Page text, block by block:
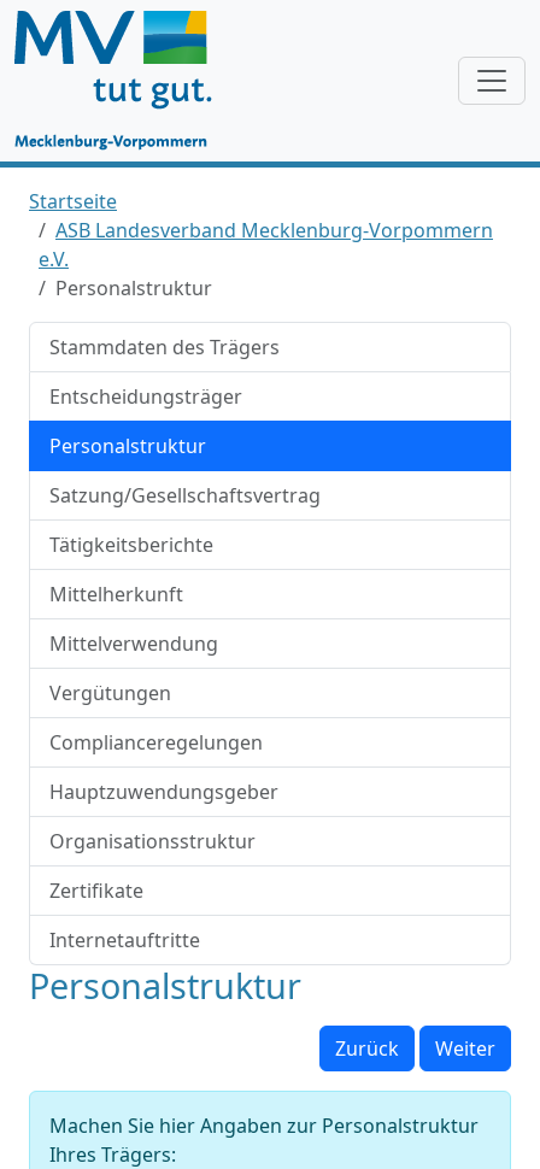
Startseite
ASB Landesverband Mecklenburg-Vorpommern
e.V.
Personalstruktur
Stammdaten des Trägers
Entscheidungsträger
Personalstruktur
Satzung/Gesellschaftsvertrag
Tätigkeitsberichte
Mittelherkunft
Mittelverwendung
Vergütungen
Complianceregelungen
Hauptzuwendungsgeber
Organisationsstruktur
Zertifikate
Internetauftritte
Personalstruktur
Zurück Weiter
Machen Sie hier Angaben zur Personalstruktur
Ihres Trägers: